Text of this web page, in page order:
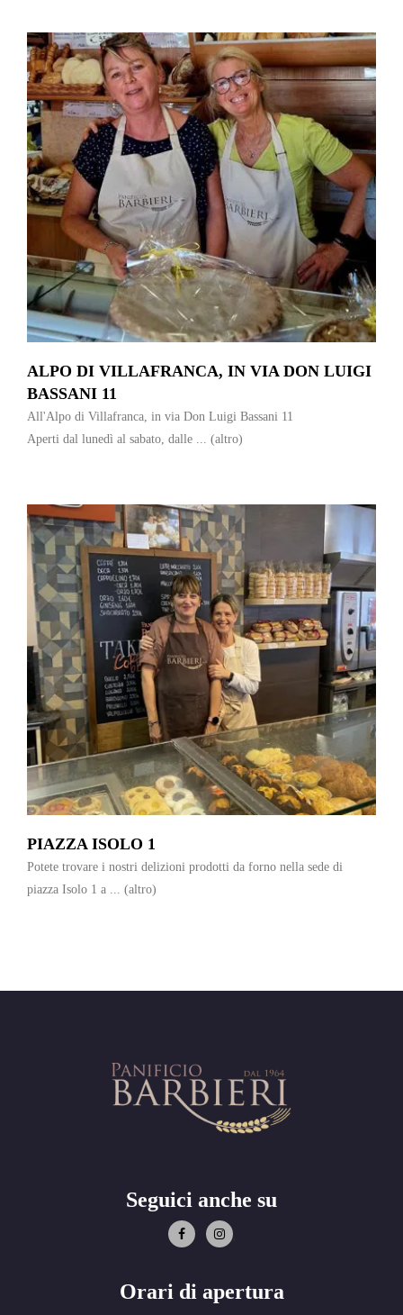
ALPO DI VILLAFRANCA, IN VIA DON LUIGI
BASSANI 11
All'Alpo di Villafranca, in via Don Luigi Bassani 11
Aperti dal lunedì al sabato, dalle ... (altro)
PIAZZA ISOLO 1
Potete trovare i nostri delizioni prodotti da forno nella sede di
piazza Isolo 1 a ... (altro)
Seguici anche su
Orari di apertura